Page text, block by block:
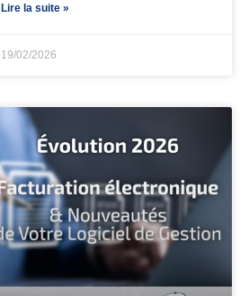
Lire la suite »
19/02/2026